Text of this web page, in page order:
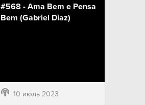
#568 - Ama Bem e Pensa
Bem (Gabriel Diaz)
10 июль 2023